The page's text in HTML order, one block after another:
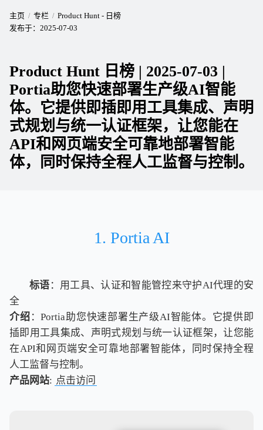
主页 专栏
Product Hunt - 日榜
发布于： 2025-07-03
Product Hunt 日榜 | 2025-07-03 |
Portia助您快速部署生产级AI智能
体。它提供即插即用工具集成、声明
式规划与统一认证框架，让您能在
API和网页端安全可靠地部署智能
体，同时保持全程人工监督与控制。
1. Portia AI
标语 ：用工具、认证和智能管控来守护AI代理的安
全
介绍 ：Portia助您快速部署生产级AI智能体。它提供即
插即用工具集成、声明式规划与统一认证框架，让您能
在API和网页端安全可靠地部署智能体，同时保持全程
人工监督与控制。
产品网站: 点击访问